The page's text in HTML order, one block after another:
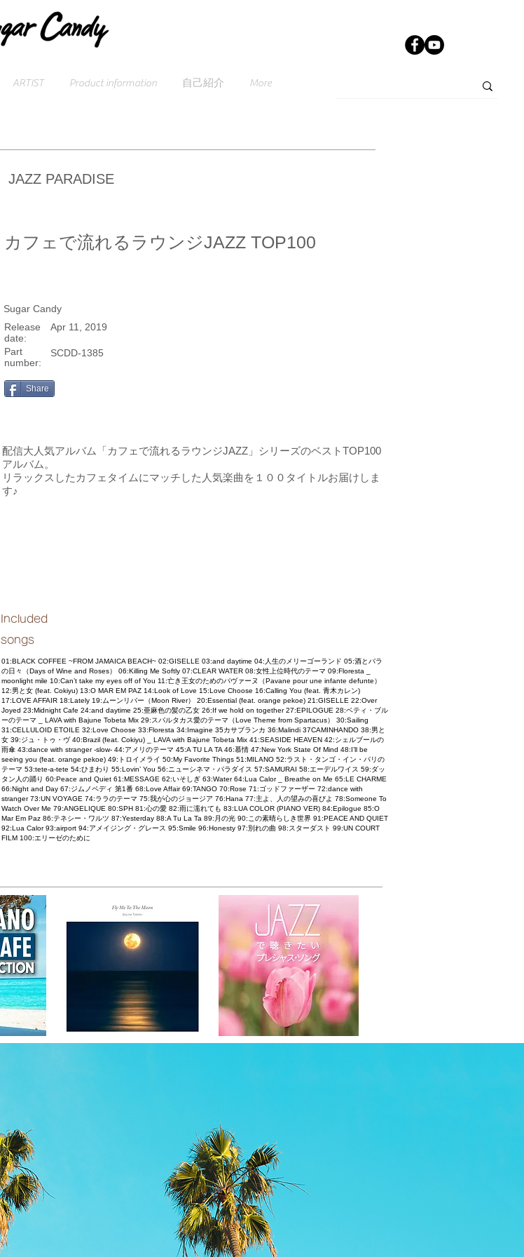
ARTIST Product information 自己紹介 More
JAZZ PARADISE
カフェで流れるラウンジJAZZ TOP100
Sugar Candy
Release
date:
Part
number:
Apr 11, 2019
SCDD-1385
Share
配信大人気アルバム「カフェで流れるラウンジJAZZ」シリーズのベストTOP100
アルバム。
リラックスしたカフェタイムにマッチした人気楽曲を１００タイトルお届けしま
す♪
Included
songs
01:BLACK COFFEE ~FROM JAMAICA BEACH~ 02:GISELLE 03:and daytime 04:人生のメリーゴーランド 05:酒とバラ
の日々（Days of Wine and Roses） 06:Killing Me Softly 07:CLEAR WATER 08:女性上位時代のテーマ 09:Floresta _
moonlight mile 10:Can’t take my eyes off of You 11:亡き王女のためのパヴァーヌ（Pavane pour une infante defunte）
12:男と女 (feat. Cokiyu) 13:O MAR EM PAZ 14:Look of Love 15:Love Choose 16:Calling You (feat. 青木カレン)
17:LOVE AFFAIR 18:Lately 19:ムーンリバー（Moon River） 20:Essential (feat. orange pekoe) 21:GISELLE 22:Over
Joyed 23:Midnight Cafe 24:and daytime 25:亜麻色の髪の乙女 26:If we hold on together 27:EPILOGUE 28:ベティ・ブル
ーのテーマ _ LAVA with Bajune Tobeta Mix 29:スパルタカス愛のテーマ（Love Theme from Spartacus） 30:Sailing
31:CELLULOID ETOILE 32:Love Choose 33:Floresta 34:Imagine 35カサブランカ 36:Malindi 37CAMINHANDO 38:男と
女 39:ジュ・トゥ・ヴ 40:Brazil (feat. Cokiyu) _ LAVA with Bajune Tobeta Mix 41:SEASIDE HEAVEN 42:シェルブールの
雨傘 43:dance with stranger -slow- 44:アメリのテーマ 45:A TU LA TA 46:慕情 47:New York State Of Mind 48:I’ll be
seeing you (feat. orange pekoe) 49:トロイメライ 50:My Favorite Things 51:MILANO 52:ラスト・タンゴ・イン・パリの
テーマ 53:tete-a-tete 54:ひまわり 55:Lovin’ You 56:ニューシネマ・パラダイス 57:SAMURAI 58:エーデルワイス 59:ダッ
タン人の踊り 60:Peace and Quiet 61:MESSAGE 62:いそしぎ 63:Water 64:Lua Calor _ Breathe on Me 65:LE CHARME
66:Night and Day 67:ジムノペディ 第1番 68:Love Affair 69:TANGO 70:Rose 71:ゴッドファーザー 72:dance with
stranger 73:UN VOYAGE 74:ララのテーマ 75:我が心のジョージア 76:Hana 77:主よ、人の望みの喜びよ 78:Someone To
Watch Over Me 79:ANGELIQUE 80:SPH 81:心の愛 82:雨に濡れても 83:LUA COLOR (PIANO VER) 84:Epilogue 85:O
Mar Em Paz 86:テネシー・ワルツ 87:Yesterday 88:A Tu La Ta 89:月の光 90:この素晴らしき世界 91:PEACE AND QUIET
92:Lua Calor 93:airport 94:アメイジング・グレース 95:Smile 96:Honesty 97:別れの曲 98:スターダスト 99:UN COURT
FILM 100:エリーゼのために